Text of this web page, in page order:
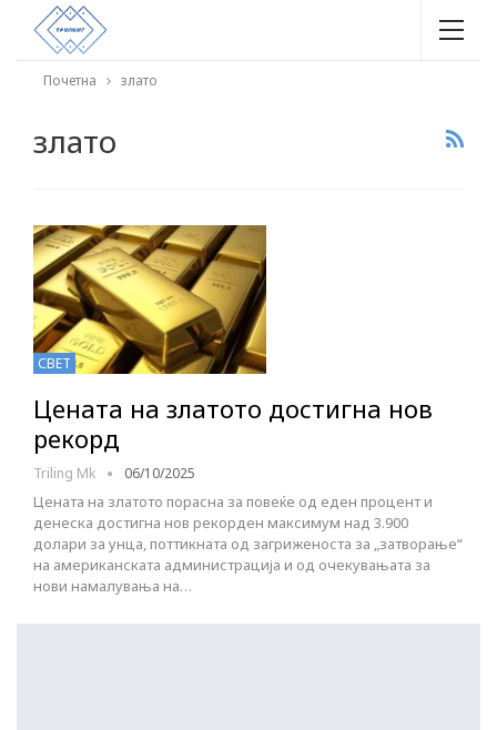
Почетна злато
злато
СВЕТ
Цената на златото достигна нов
рекорд
Triling Mk 06/10/2025
Цената на златото порасна за повеќе од еден процент и
денеска достигна нов рекорден максимум над 3.900
долари за унца, поттикната од загриженоста за „затворање“
на американската администрација и од очекувањата за
нови намалувања на…